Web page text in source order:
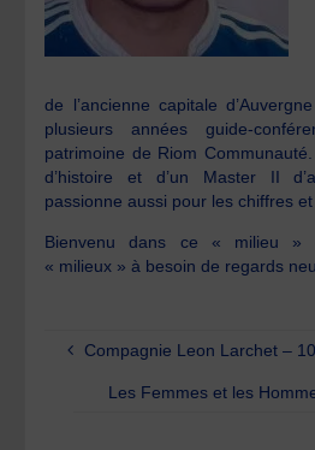
de l’ancienne capitale
plusieurs années guide-
patrimoine de Riom
d’histoire et d’un Master II
passionne aussi pour les chiffres
Bienvenu dans ce « milieu »
« milieux » à besoin de regards
Compagnie Leon Larchet –
Les Femmes et les